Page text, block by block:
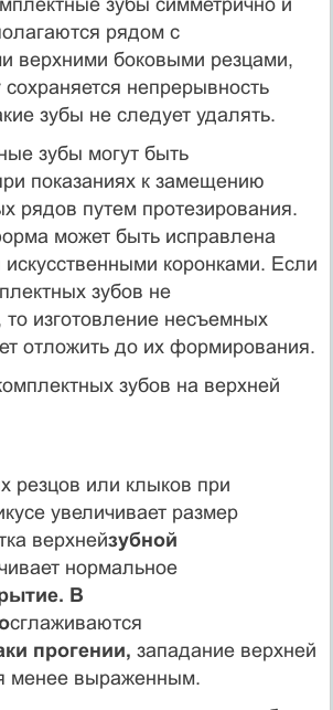
рядом с
верхними боковыми резцами,
непрерывность
зубы не следует удалять.
зубы могут быть
по­казаниях к замещению
рядов путем протези­рования.
может быть исправлена
искусственными коронками. Если
зубов не
изготовление несъемных
отложить до их формирования.
зубов на верхней
резцов или клыков при
увеличивает размер
верхнейзубной
нормальное
В
сглаживаются
прогении, западание верхней
менее выраженным.